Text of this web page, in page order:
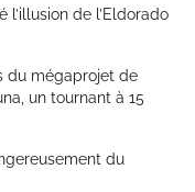
de l’Eldorado
du mégaprojet de
un tournant à 15
du